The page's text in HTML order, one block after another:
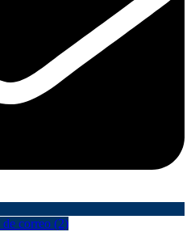
correo (2)